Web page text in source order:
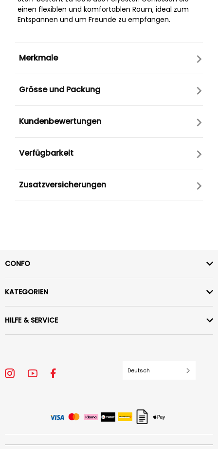
einen flexiblen und komfortablen Raum, ideal zum
Entspannen und um Freunde zu empfangen.
Merkmale
Grösse und Packung
Kundenbewertungen
Verfügbarkeit
Zusatzversicherungen
CONFO
KATEGORIEN
HILFE & SERVICE
Deutsch